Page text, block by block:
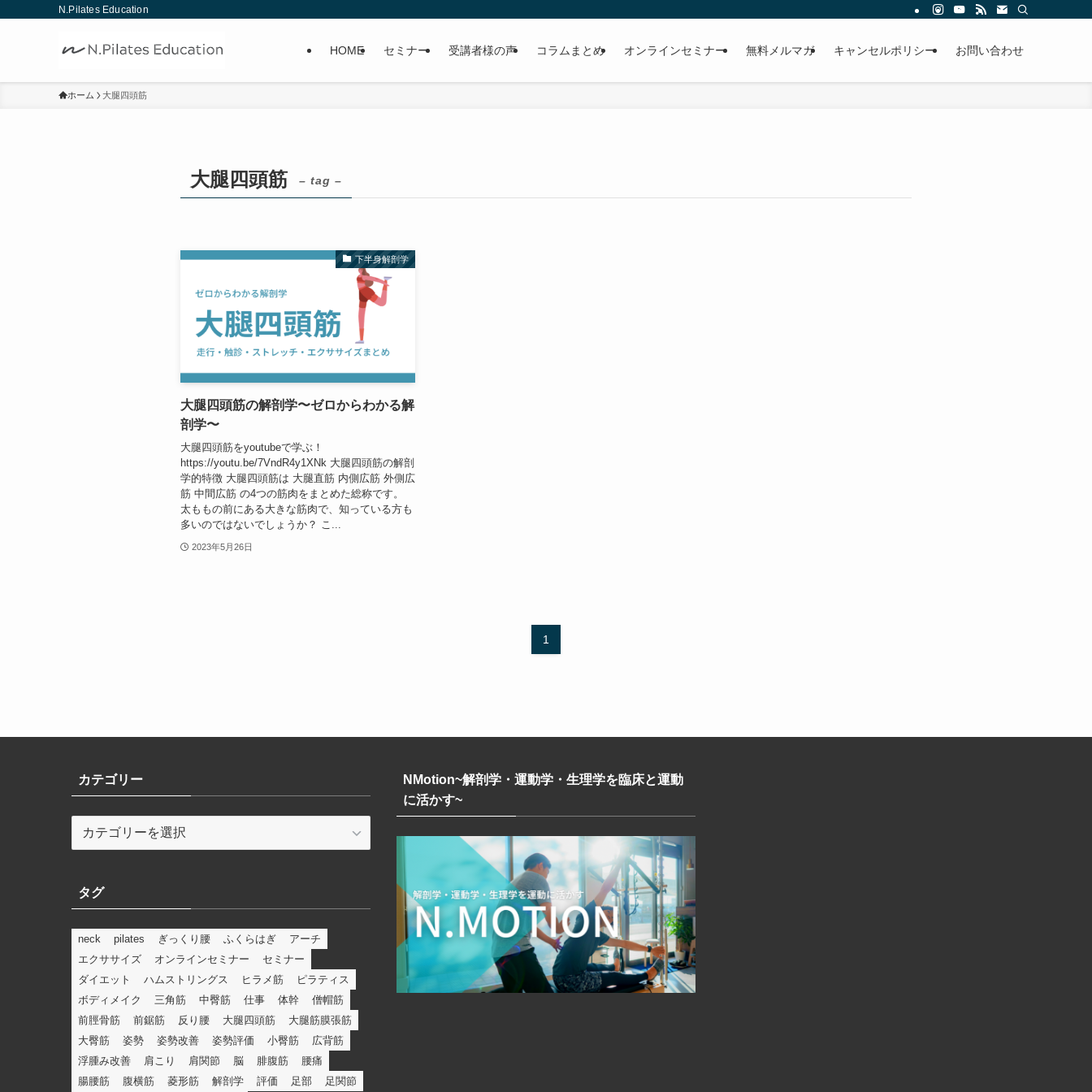
N.Pilates Education
HOME セミナー 受講者様の声 コラムまとめ オンラインセミナー 無料メルマガ キャンセルポリシー お問い合わせ
ホーム 大腿四頭筋
大腿四頭筋 – tag –
下半身解剖学
大腿四頭筋の解剖学〜ゼロからわかる解
剖学〜
大腿四頭筋をyoutubeで学ぶ！
https://youtu.be/7VndR4y1XNk 大腿四頭筋の解剖
学的特徴 大腿四頭筋は 大腿直筋 内側広筋 外側広
筋 中間広筋 の4つの筋肉をまとめた総称です。
太ももの前にある大きな筋肉で、知っている方も
多いのではないでしょうか？ こ...
2023年5月26日
1
カテゴリー
テ
リ
ー
タグ
neck pilates ぎっくり腰 ふくらはぎ
アーチ
エクササイズ
オンラインセミナー
セミナー
ダイエット
ハムストリングス ヒラメ筋
ピラティス
ボディメイク
三角筋 中臀筋 仕事 体幹
僧帽筋
前脛骨筋
前鋸筋 反り腰 大腿四頭筋
大腿筋膜張筋
大臀筋
姿勢 姿勢改善 姿勢評価 小臀筋
広背筋
浮腫み改善
肩こり 肩関節 脳 腓腹筋
腰痛
腸腰筋
腹横筋 菱形筋 解剖学 評価 足部 足関節
NMotion~解剖学・運動学・生理学を臨床と運動
に活かす~